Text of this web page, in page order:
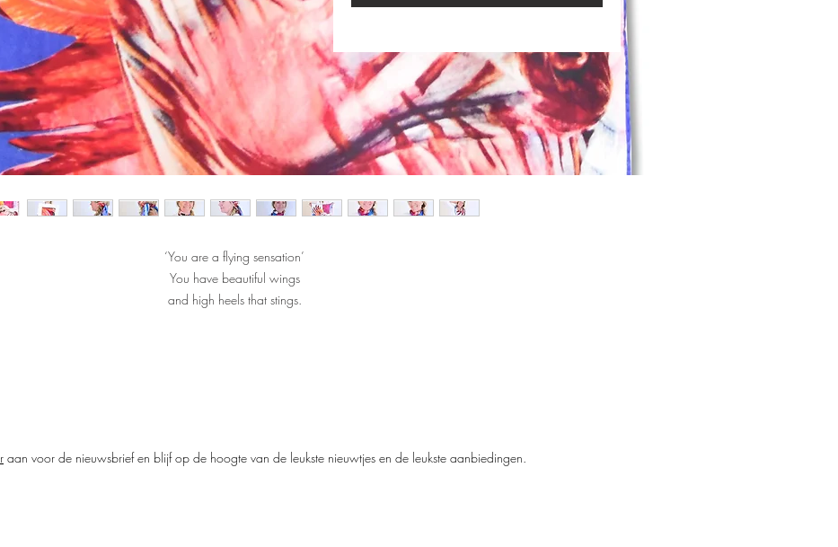
‘You are a flying sensation’
You have beautiful wings
and high heels that stings.
aan voor de nieuwsbrief en blijf op de hoogte van de leukste nieuwtjes en de leukste aanbiedingen.